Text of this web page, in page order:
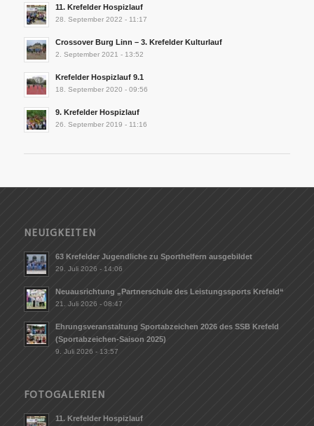
11. Krefelder Hospizlauf
28. September 2022 - 11:17
Crossover Burg Linn – 3. Krefelder Kulturlauf
2. September 2021 - 13:52
Krefelder Hospizlauf 9.1
18. September 2020 - 09:56
9. Krefelder Hospizlauf
26. September 2019 - 11:16
NEUIGKEITEN
63 Krefelder Jugendliche zu Sporthelfern ausgebildet
29. Juli 2026 - 14:06
Neuausrichtung „Partnerschule des Leistungssports Krefeld“
21. Juli 2026 - 08:47
Ehrungsveranstaltung Sportabzeichen 2026 des SSB Krefeld
(Sportabzeichen-Saison 2025)
9. Juli 2026 - 13:57
FOTOGALERIEN
11. Krefelder Hospizlauf